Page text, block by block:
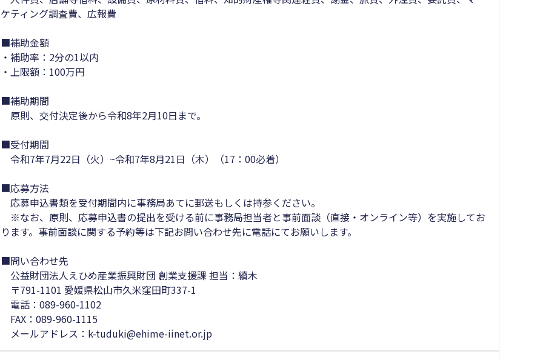
ケティング調査費、広報費
■補助金額
・補助率：2分の1以内
・上限額：100万円
■補助期間
原則、交付決定後から令和8年2月10日まで。
■受付期間
令和7年7月22日（火）~令和7年8月21日（木）（17：00必着）
■応募方法
応募申込書類を受付期間内に事務局あてに郵送もしくは持参ください。
※なお、原則、応募申込書の提出を受ける前に事務局担当者と事前面談（直接・オンライン等）を実施してお
ります。事前面談に関する予約等は下記お問い合わせ先に電話にてお願いします。
■問い合わせ先
公益財団法人えひめ産業振興財団 創業支援課 担当：續木
〒791-1101 愛媛県松山市久米窪田町337-1
電話：089-960-1102
FAX：089-960-1115
メールアドレス：k-tuduki@ehime-iinet.or.jp